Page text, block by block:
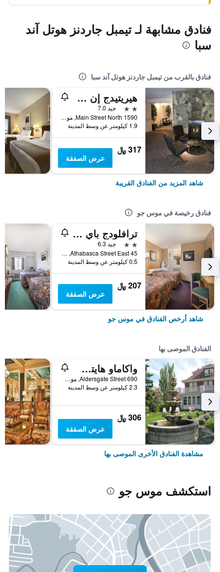
فنادق مشابهة لـ تيمبل جاردنز هوتل آند
سبا
فنادق بالقرب من تيمبل جاردنز هوتل آند سبا
هيريتيدج إن هوتل آند كونفينشن سنتر موس جاو
2 نجمتين
جيد 7.0
1590 Main Street North, موس جو, SK, كندا
1.9 كيلومتر عن وسط المدينة
317 ﷼
عرض الصفقة
شاهد المزيد من الفنادق القريبة
فنادق رخيصة في موس جو
ترافلودج باي ويندام موس جو
2 نجمتين
جيد 6.3
45 Athabasca Street East, موس جو, SK, كندا
0.5 كيلومتر عن وسط المدينة
207 ﷼
عرض الصفقة
شاهد أرخص الفنادق في موس جو
الفنادق الموصى بها
واكاماو هايتس بد آند بريكفاست
690 Aldersgate Street, موس جو, SK, كندا
2.3 كيلومتر عن وسط المدينة
306 ﷼
عرض الصفقة
مشاهدة الفنادق الأخرى الموصى بها
استكشف موس جو